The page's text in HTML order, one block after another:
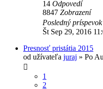
14 Odpovedí
8847 Zobrazení
Posledný príspevok
Št Sep 29, 2016
Presnosť pristátia 2015
od užívateľa juraj » Po
1
2